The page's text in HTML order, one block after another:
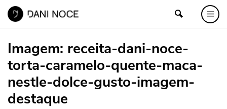
Imagem: receita-dani-noce-
torta-caramelo-quente-maca-
nestle-dolce-gusto-imagem-
destaque